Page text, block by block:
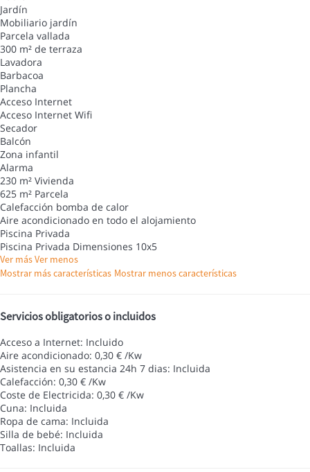
Jardín
Mobiliario jardín
Parcela vallada
300 m² de terraza
Lavadora
Barbacoa
Plancha
Acceso Internet
Acceso Internet Wifi
Secador
Balcón
Zona infantil
Alarma
230 m² Vivienda
625 m² Parcela
Calefacción bomba de calor
Aire acondicionado en todo el alojamiento
Piscina Privada
Piscina Privada Dimensiones 10x5
Ver másVer menos
Mostrar más características Mostrar menos características
Servicios obligatorios o incluidos
Acceso a Internet: Incluido
Aire acondicionado: 0,30 € /Kw
Asistencia en su estancia 24h 7 dias: Incluida
Calefacción: 0,30 € /Kw
Coste de Electricida: 0,30 € /Kw
Cuna: Incluida
Ropa de cama: Incluida
Silla de bebé: Incluida
Toallas: Incluida